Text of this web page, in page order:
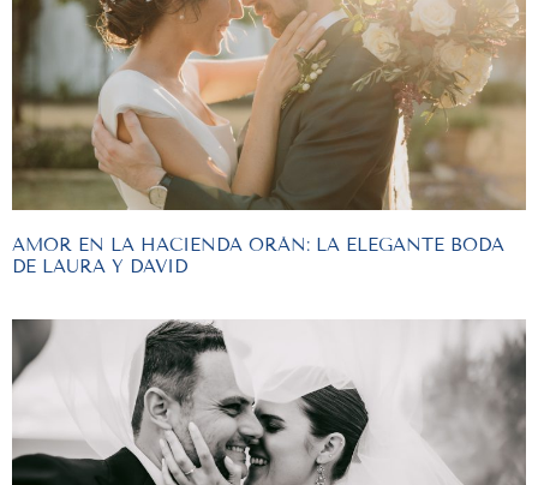
AMOR EN LA HACIENDA ORÁN: LA ELEGANTE BODA
DE LAURA Y DAVID